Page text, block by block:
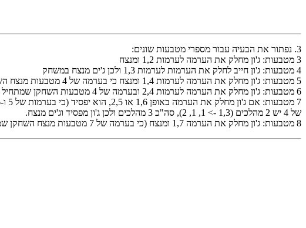
3. נפתור את הבעיה עבור מספרי מטבעות שונים:
3 מטבעות: ג'ון מחלק את הערמה לערמות 1,2 ומנצח
4 מטבעות: ג'ון חייב לחלק את הערמות לערמות 1,3 ולכן ג'ים מנצח במשחק
5 מטבעות: ג'ון מחלק את הערמה לערמות 1,4 ומנצח כי בערמה של 4 מטבעות מנצח השחקן שלא מתחיל.
6 מטבעות: ג'ון מחלק את הערמה לערמות 2,4 ובערמה של 4 מטבעות השחקן שמתחיל מפסיד, לכן ג'ון מנצח במשחק
של 4 יש 2 מהלכים (1,3 -> 1, 1, 2), סה"כ 3 מהלכים ולכן ג'ון מפסיד וג'ים מנצח.
8 מטבעות: ג'ון מחלק את הערמה 1,7 ומנצח (כי בערמה של 7 מטבעות מנצח השחקן שמשחק שני)